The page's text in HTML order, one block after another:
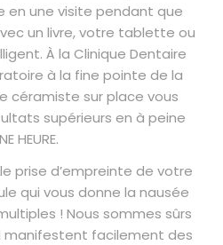
en une visite pendant que
un livre, votre tablette ou
À la Clinique Dentaire
à la fine pointe de la
céramiste sur place vous
supérieurs en à peine
HEURE.
prise d’empreinte de votre
qui vous donne la nausée
! Nous sommes sûrs
manifestent facilement des